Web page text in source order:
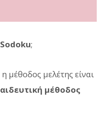
Sodoku;
μέθοδος μελέτης είναι
μέθοδος